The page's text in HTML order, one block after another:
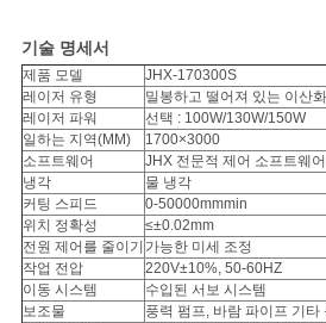
기술 명세서
제품 모델
JHX-170300S
레이저 유형
밀봉하고 떨어져 있는 이산
레이저 파워
선택 : 100W/130W/150W
일하는 지역(MM)
1700×3000
소프트웨어
JHX 전문적 제어 소프트웨어
냉각
물 냉각
커팅 스피드
0-50000mmmin
위치 정확성
≤±0.02mm
전원 제어를 줄이기 가능한 미세 조정
작업 전압
220V±10%, 50-60HZ
이동 시스템
수입된 서보 시스템
보조물
풍력 펌프, 바람 파이프 기타